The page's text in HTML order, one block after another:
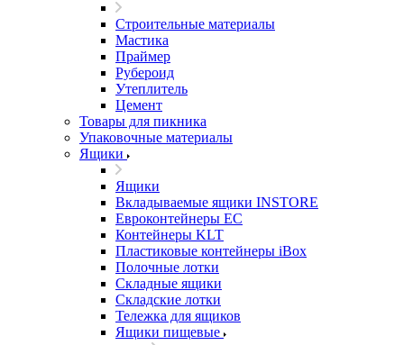
Строительные материалы
Мастика
Праймер
Рубероид
Утеплитель
Цемент
Товары для пикника
Упаковочные материалы
Ящики
Ящики
Вкладываемые ящики INSTORE
Евроконтейнеры ЕС
Контейнеры KLT
Пластиковые контейнеры iBox
Полочные лотки
Складные ящики
Складские лотки
Тележка для ящиков
Ящики пищевые